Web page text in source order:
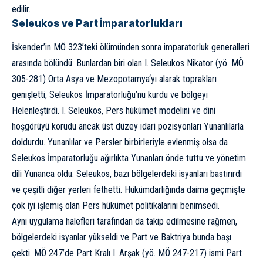
edilir.
Seleukos ve Part İmparatorlukları
İskender’in MÖ 323’teki ölümünden sonra imparatorluk generalleri
arasında bölündü. Bunlardan biri olan I. Seleukos Nikator (yö. MÖ
305-281) Orta Asya ve Mezopotamya‘yı alarak toprakları
genişletti, Seleukos İmparatorluğu’nu kurdu ve bölgeyi
Helenleştirdi. I. Seleukos, Pers hükümet modelini ve dini
hoşgörüyü korudu ancak üst düzey idari pozisyonları Yunanlılarla
doldurdu. Yunanlılar ve Persler birbirleriyle evlenmiş olsa da
Seleukos İmparatorluğu ağırlıkta Yunanları önde tuttu ve yönetim
dili Yunanca oldu. Seleukos, bazı bölgelerdeki isyanları bastırırdı
ve çeşitli diğer yerleri fethetti. Hükümdarlığında daima geçmişte
çok iyi işlemiş olan Pers hükümet politikalarını benimsedi.
Aynı uygulama halefleri tarafından da takip edilmesine rağmen,
bölgelerdeki isyanlar yükseldi ve Part ve Baktriya bunda başı
çekti. MÖ 247’de Part Kralı I. Arşak (yö. MÖ 247-217) ismi Part